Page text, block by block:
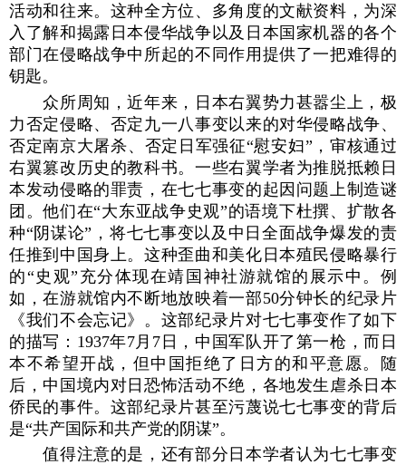
活动和往来。这种全方位、多角度的文献资料，为深
入了解和揭露日本侵华战争以及日本国家机器的各个
部门在侵略战争中所起的不同作用提供了一把难得的
钥匙。
众所周知，近年来，日本右翼势力甚嚣尘上，极
力否定侵略、否定九一八事变以来的对华侵略战争、
否定南京大屠杀、否定日军强征“慰安妇”，审核通过
右翼篡改历史的教科书。一些右翼学者为推脱抵赖日
本发动侵略的罪责，在七七事变的起因问题上制造谜
团。他们在“大东亚战争史观”的语境下杜撰、扩散各
种“阴谋论”，将七七事变以及中日全面战争爆发的责
任推到中国身上。这种歪曲和美化日本殖民侵略暴行
的“史观”充分体现在靖国神社游就馆的展示中。例
如，在游就馆内不断地放映着一部50分钟长的纪录片
《我们不会忘记》。这部纪录片对七七事变作了如下
的描写：1937年7月7日，中国军队开了第一枪，而日
本不希望开战，但中国拒绝了日方的和平意愿。随
后，中国境内对日恐怖活动不绝，各地发生虐杀日本
侨民的事件。这部纪录片甚至污蔑说七七事变的背后
是“共产国际和共产党的阴谋”。
值得注意的是，还有部分日本学者认为七七事变